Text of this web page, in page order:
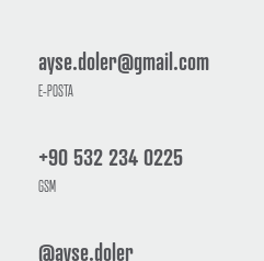
ayse.doler@gmail.com
E-POSTA
+90 532 234 0225
GSM
@ayse.doler